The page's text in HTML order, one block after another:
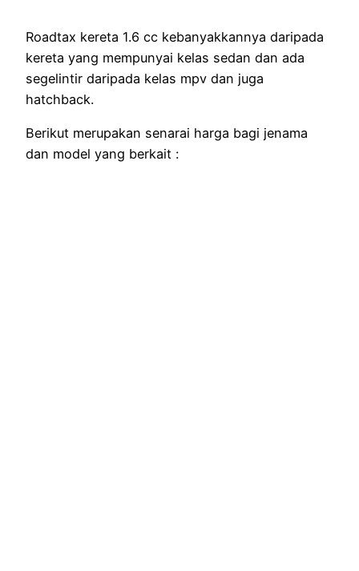
Roadtax kereta 1.6 cc kebanyakkannya daripada
kereta yang mempunyai kelas sedan dan ada
segelintir daripada kelas mpv dan juga
hatchback.
Berikut merupakan senarai harga bagi jenama
dan model yang berkait :